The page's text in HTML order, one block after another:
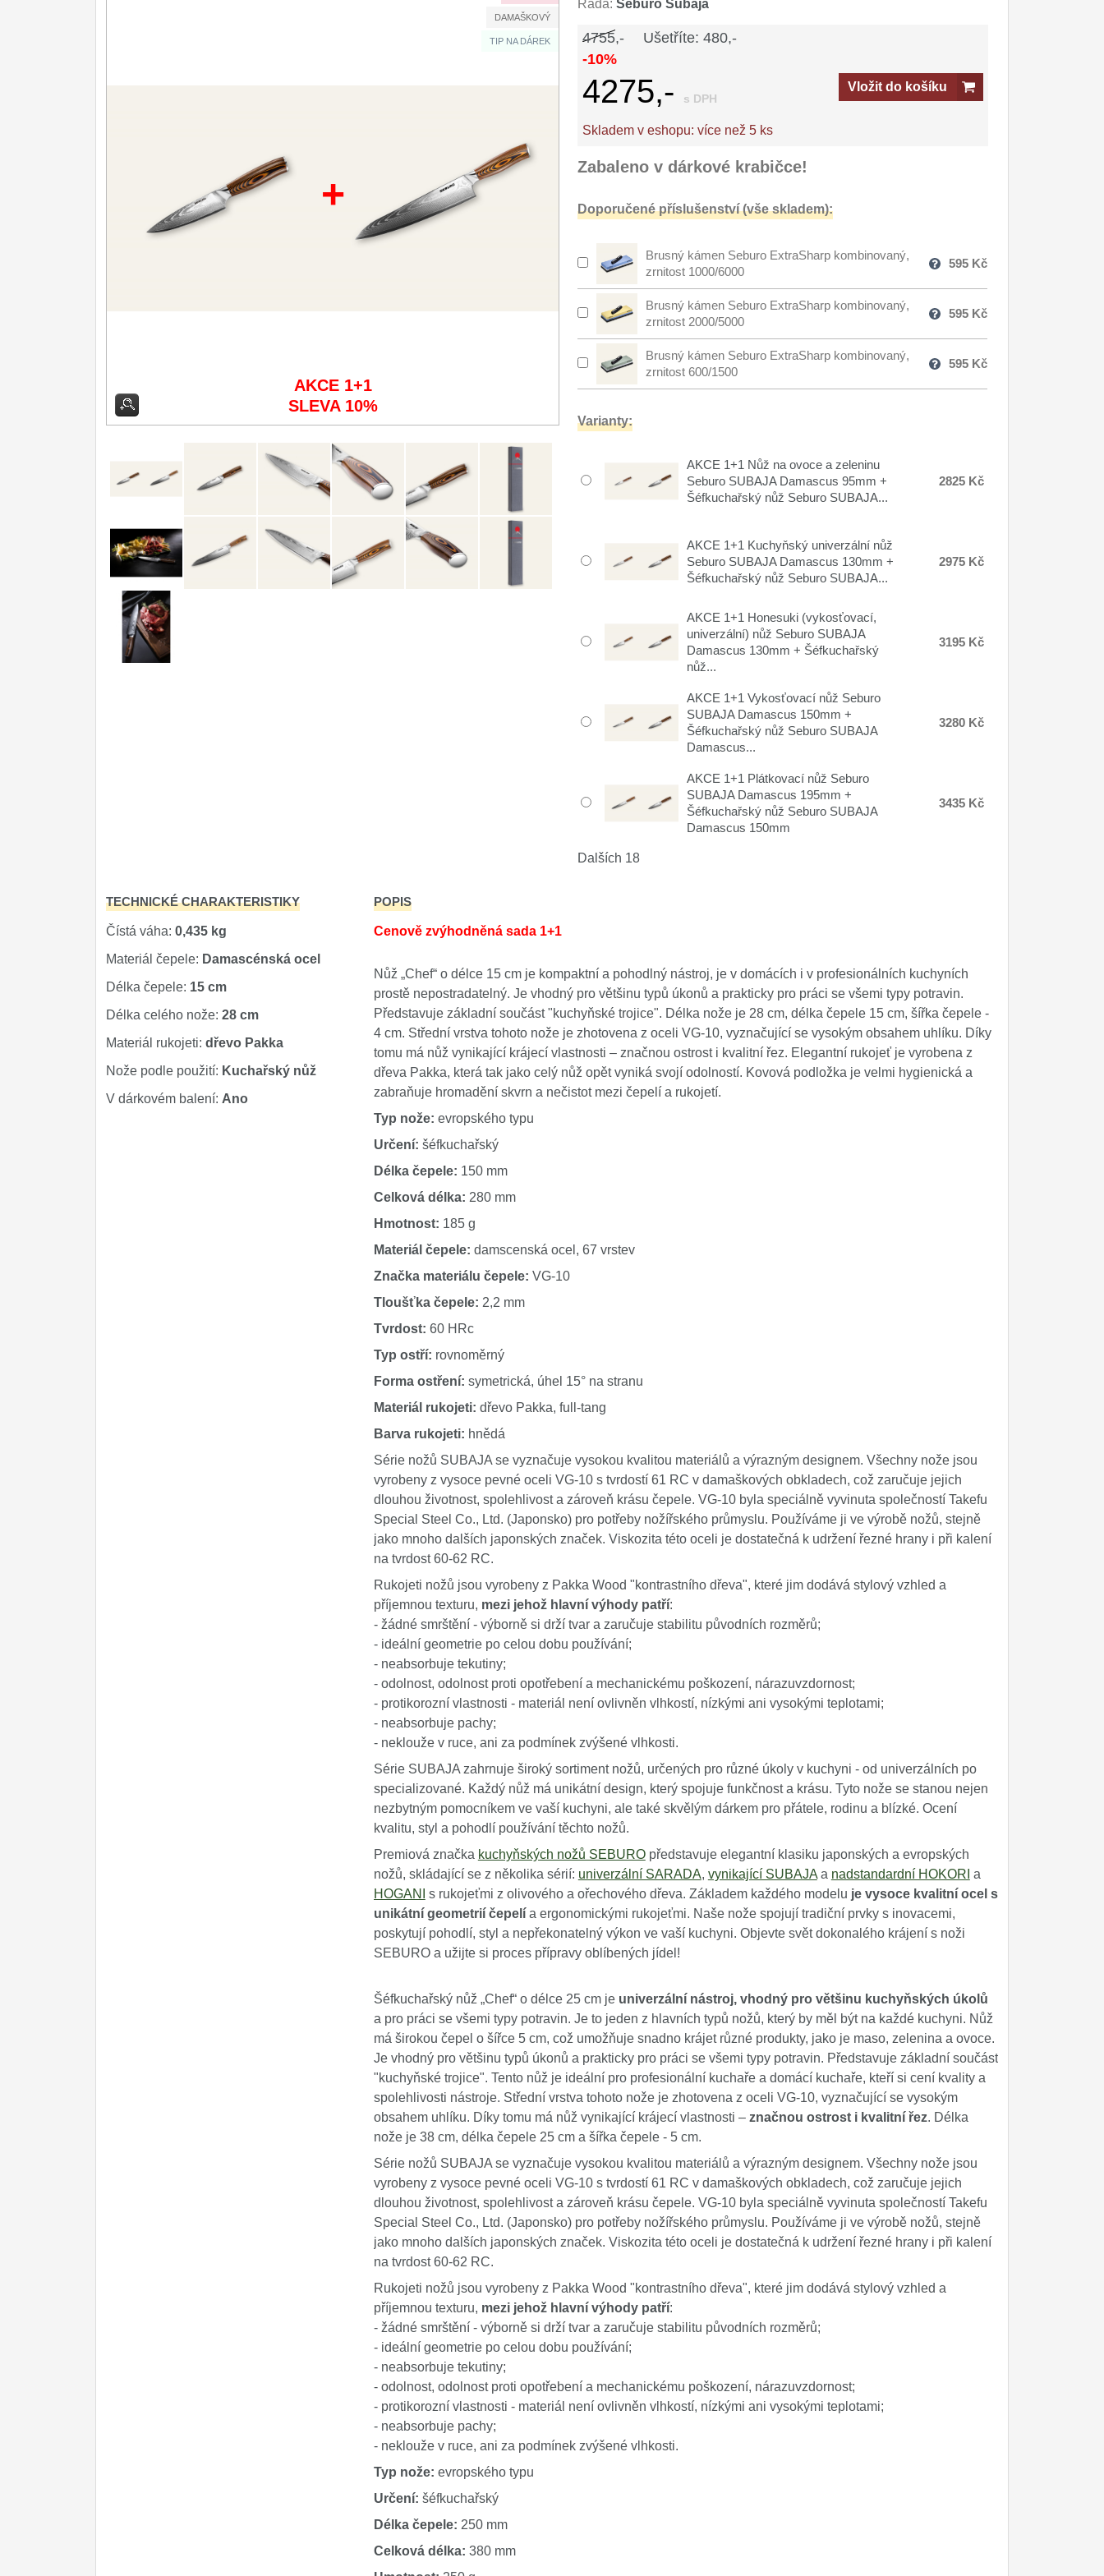
27
Sekáčky a speciální nože
Dárky
Doprodej
DAMAŠKOVÝ
TIP NA DÁREK
+
AKCE 1+1
SLEVA 10%
Řada: Seburo Subaja
4755,- Ušetříte: 480,-
-10%
4275,- s DPH
Vložit do košíku
Skladem v eshopu: více než 5 ks
Zabaleno v dárkové krabičce!
Doporučené příslušenství (vše skladem):
Brusný kámen Seburo ExtraSharp kombinovaný,
zrnitost 1000/6000
595 Kč
Brusný kámen Seburo ExtraSharp kombinovaný,
zrnitost 2000/5000
595 Kč
Brusný kámen Seburo ExtraSharp kombinovaný,
zrnitost 600/1500
595 Kč
Varianty:
AKCE 1+1 Nůž na ovoce a zeleninu
Seburo SUBAJA Damascus 95mm +
Šéfkuchařský nůž Seburo SUBAJA...
2825 Kč
AKCE 1+1 Kuchyňský univerzální nůž
Seburo SUBAJA Damascus 130mm +
Šéfkuchařský nůž Seburo SUBAJA...
2975 Kč
AKCE 1+1 Honesuki (vykosťovací,
univerzální) nůž Seburo SUBAJA
Damascus 130mm + Šéfkuchařský
nůž...
3195 Kč
AKCE 1+1 Vykosťovací nůž Seburo
SUBAJA Damascus 150mm +
Šéfkuchařský nůž Seburo SUBAJA
Damascus...
3280 Kč
AKCE 1+1 Plátkovací nůž Seburo
SUBAJA Damascus 195mm +
Šéfkuchařský nůž Seburo SUBAJA
Damascus 150mm
3435 Kč
Dalších 18
TECHNICKÉ CHARAKTERISTIKY
Čístá váha: 0,435 kg
Materiál čepele: Damascénská ocel
Délka čepele: 15 cm
Délka celého nože: 28 cm
Materiál rukojeti: dřevo Pakka
Nože podle použití: Kuchařský nůž
V dárkovém balení: Ano
POPIS
Cenově zvýhodněná sada 1+1
Nůž „Chef“ o délce 15 cm je kompaktní a pohodlný nástroj, je v domácích i v profesionálních kuchyních
prostě nepostradatelný. Je vhodný pro většinu typů úkonů a prakticky pro práci se všemi typy potravin.
Představuje základní součást "kuchyňské trojice". Délka nože je 28 cm, délka čepele 15 cm, šířka čepele -
4 cm. Střední vrstva tohoto nože je zhotovena z oceli VG-10, vyznačující se vysokým obsahem uhlíku. Díky
tomu má nůž vynikající krájecí vlastnosti – značnou ostrost i kvalitní řez. Elegantní rukojeť je vyrobena z
dřeva Pakka, která tak jako celý nůž opět vyniká svojí odolností. Kovová podložka je velmi hygienická a
zabraňuje hromadění skvrn a nečistot mezi čepelí a rukojetí.
Typ nože: evropského typu
Určení: šéfkuchařský
Délka čepele: 150 mm
Celková délka: 280 mm
Hmotnost: 185 g
Materiál čepele: damscenská ocel, 67 vrstev
Značka materiálu čepele: VG-10
Tloušťka čepele: 2,2 mm
Tvrdost: 60 HRc
Typ ostří: rovnoměrný
Forma ostření: symetrická, úhel 15° na stranu
Materiál rukojeti: dřevo Pakka, full-tang
Barva rukojeti: hnědá
Série nožů SUBAJA se vyznačuje vysokou kvalitou materiálů a výrazným designem. Všechny nože jsou
vyrobeny z vysoce pevné oceli VG-10 s tvrdostí 61 RC v damaškových obkladech, což zaručuje jejich
dlouhou životnost, spolehlivost a zároveň krásu čepele. VG-10 byla speciálně vyvinuta společností Takefu
Special Steel Co., Ltd. (Japonsko) pro potřeby nožířského průmyslu. Používáme ji ve výrobě nožů, stejně
jako mnoho dalších japonských značek. Viskozita této oceli je dostatečná k udržení řezné hrany i při kalení
na tvrdost 60-62 RC.
Rukojeti nožů jsou vyrobeny z Pakka Wood "kontrastního dřeva", které jim dodává stylový vzhled a
příjemnou texturu, mezi jehož hlavní výhody patří:
- žádné smrštění - výborně si drží tvar a zaručuje stabilitu původních rozměrů;
- ideální geometrie po celou dobu používání;
- neabsorbuje tekutiny;
- odolnost, odolnost proti opotřebení a mechanickému poškození, nárazuvzdornost;
- protikorozní vlastnosti - materiál není ovlivněn vlhkostí, nízkými ani vysokými teplotami;
- neabsorbuje pachy;
- neklouže v ruce, ani za podmínek zvýšené vlhkosti.
Série SUBAJA zahrnuje široký sortiment nožů, určených pro různé úkoly v kuchyni - od univerzálních po
specializované. Každý nůž má unikátní design, který spojuje funkčnost a krásu. Tyto nože se stanou nejen
nezbytným pomocníkem ve vaší kuchyni, ale také skvělým dárkem pro přátele, rodinu a blízké. Ocení
kvalitu, styl a pohodlí používání těchto nožů.
Premiová značka kuchyňských nožů SEBUROpředstavuje elegantní klasiku japonských a evropských
nožů, skládající se z několika sérií: univerzální SARADA, vynikající SUBAJAa nadstandardní HOKORI a
HOGANI
s rukojeťmi z olivového a ořechového dřeva. Základem každého modelu je vysoce kvalitní ocel s
unikátní geometrií čepelía ergonomickými rukojeťmi. Naše nože spojují tradiční prvky s inovacemi,
poskytují pohodlí, styl a nepřekonatelný výkon ve vaší kuchyni. Objevte svět dokonalého krájení s noži
SEBURO a užijte si proces přípravy oblíbených jídel!
Šéfkuchařský nůž „Chef“ o délce 25 cm je univerzální nástroj, vhodný pro většinu kuchyňských úkolů
a pro práci se všemi typy potravin. Je to jeden z hlavních typů nožů, který by měl být na každé kuchyni. Nůž
má širokou čepel o šířce 5 cm, což umožňuje snadno krájet různé produkty, jako je maso, zelenina a ovoce.
Je vhodný pro většinu typů úkonů a prakticky pro práci se všemi typy potravin. Představuje základní součást
"kuchyňské trojice". Tento nůž je ideální pro profesionální kuchaře a domácí kuchaře, kteří si cení kvality a
spolehlivosti nástroje. Střední vrstva tohoto nože je zhotovena z oceli VG-10, vyznačující se vysokým
obsahem uhlíku. Díky tomu má nůž vynikající krájecí vlastnosti – značnou ostrost i kvalitní řez. Délka
nože je 38 cm, délka čepele 25 cm a šířka čepele - 5 cm.
Série nožů SUBAJA se vyznačuje vysokou kvalitou materiálů a výrazným designem. Všechny nože jsou
vyrobeny z vysoce pevné oceli VG-10 s tvrdostí 61 RC v damaškových obkladech, což zaručuje jejich
dlouhou životnost, spolehlivost a zároveň krásu čepele. VG-10 byla speciálně vyvinuta společností Takefu
Special Steel Co., Ltd. (Japonsko) pro potřeby nožířského průmyslu. Používáme ji ve výrobě nožů, stejně
jako mnoho dalších japonských značek. Viskozita této oceli je dostatečná k udržení řezné hrany i při kalení
na tvrdost 60-62 RC.
Rukojeti nožů jsou vyrobeny z Pakka Wood "kontrastního dřeva", které jim dodává stylový vzhled a
příjemnou texturu, mezi jehož hlavní výhody patří:
- žádné smrštění - výborně si drží tvar a zaručuje stabilitu původních rozměrů;
- ideální geometrie po celou dobu používání;
- neabsorbuje tekutiny;
- odolnost, odolnost proti opotřebení a mechanickému poškození, nárazuvzdornost;
- protikorozní vlastnosti - materiál není ovlivněn vlhkostí, nízkými ani vysokými teplotami;
- neabsorbuje pachy;
- neklouže v ruce, ani za podmínek zvýšené vlhkosti.
Typ nože: evropského typu
Určení: šéfkuchařský
Délka čepele: 250 mm
Celková délka: 380 mm